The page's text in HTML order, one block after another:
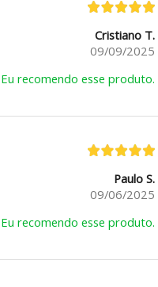
Cristiano T.
09/09/2025
Eu recomendo esse produto.
Paulo S.
09/06/2025
Eu recomendo esse produto.